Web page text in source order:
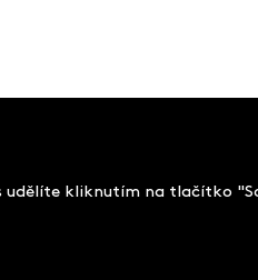
udělíte kliknutím na tlačítko